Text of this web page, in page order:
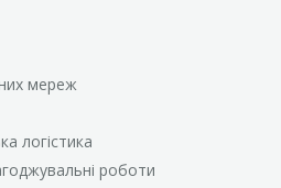
мереж
логістика
роботи